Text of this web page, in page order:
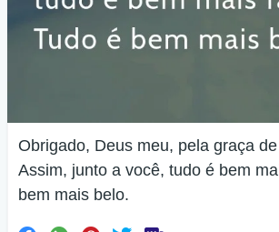
Obrigado, Deus meu, pela graça
Assim, junto a você, tudo é bem
bem mais belo.